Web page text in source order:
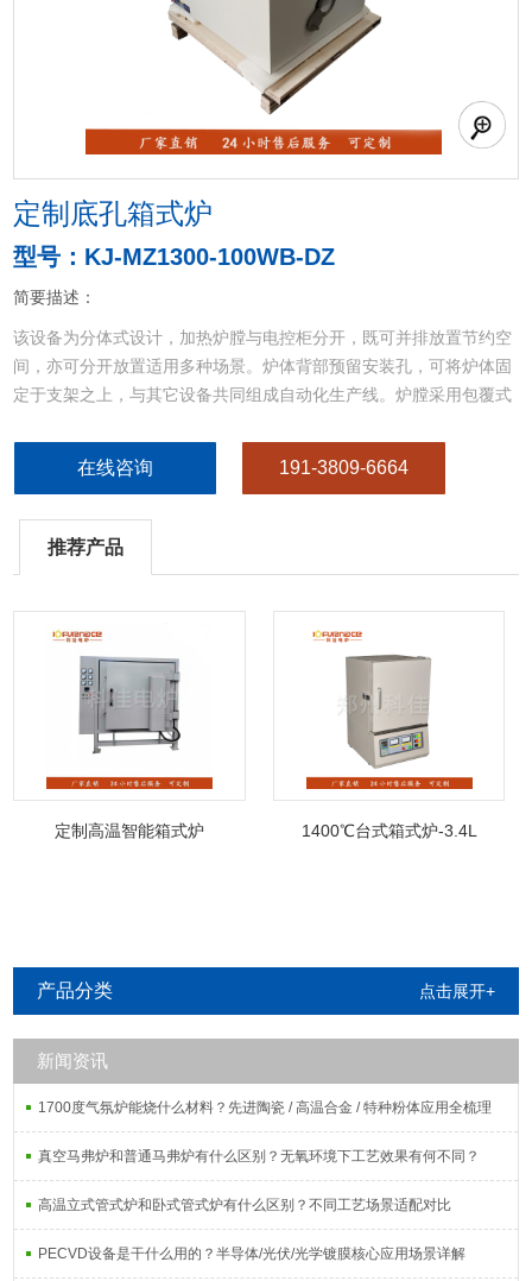
定制底孔箱式炉
型号：KJ-MZ1300-100WB-DZ
简要描述：
该设备为分体式设计，加热炉膛与电控柜分开，既可并排放置节约空
间，亦可分开放置适用多种场景。炉体背部预留安装孔，可将炉体固
定于支架之上，与其它设备共同组成自动化生产线。炉膛采用包覆式
封堵底孔。
在线咨询 191-3809-6664
推荐产品
定制高温智能箱式炉 1400℃台式箱式炉-3.4L
产品分类 点击展开+
新闻资讯
1700度气氛炉能烧什么材料？先进陶瓷 / 高温合金 / 特种粉体应用全梳理
真空马弗炉和普通马弗炉有什么区别？无氧环境下工艺效果有何不同？
高温立式管式炉和卧式管式炉有什么区别？不同工艺场景适配对比
PECVD设备是干什么用的？半导体/光伏/光学镀膜核心应用场景详解